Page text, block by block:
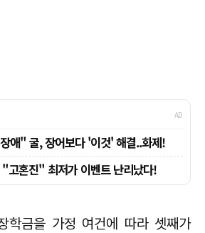
학금을 가정 여건에 따라 셋째가